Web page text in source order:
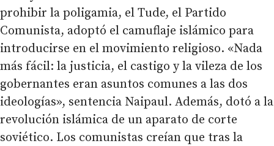
prohibir la poligamia, el Tude, el Partido
Comunista, adoptó el camuflaje islámico para
introducirse en el movimiento religioso. «Nada
más fácil: la justicia, el castigo y la vileza de los
gobernantes eran asuntos comunes a las dos
ideologías», sentencia Naipaul. Además, dotó a la
revolución islámica de un aparato de corte
soviético. Los comunistas creían que tras la